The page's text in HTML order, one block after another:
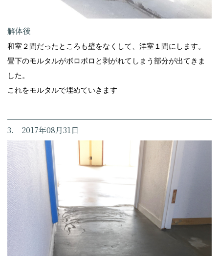
解体後
和室２間だったところも壁をなくして、洋室１間にします。
畳下のモルタルがボロボロと剥がれてしまう部分が出てきま
した。
これをモルタルで埋めていきます
3. 2017年08月31日